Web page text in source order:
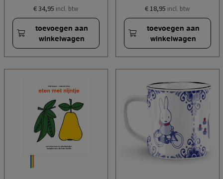
€ 34,95 incl. btw
toevoegen aan
winkelwagen
€ 18,95 incl. btw
toevoegen aan
winkelwagen